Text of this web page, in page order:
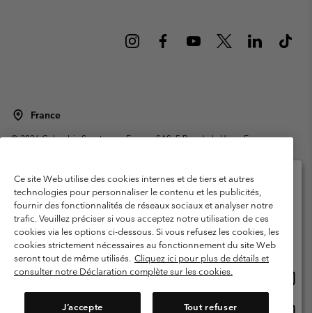
France
©2026Columbia Sportswear Europe SAS. 5 Rue de la Haye, Espace
Garanties Légales
Politique de confidentialité
Conditions d'utilisation - Membres
Conditions D'utilisation - Contenu généré par l'utilisateur
Impressum
Cookies
Public CBCR
Ce site Web utilise des cookies internes et de tiers et autres
technologies pour personnaliser le contenu et les publicités,
fournir des fonctionnalités de réseaux sociaux et analyser notre
trafic. Veuillez préciser si vous acceptez notre utilisation de ces
cookies via les options ci-dessous. Si vous refusez les cookies, les
cookies strictement nécessaires au fonctionnement du site Web
seront tout de même utilisés. Cliquez ici pour plus de détails et
consulter notre Déclaration complète sur les cookies.
J’accepte Tout refuser
Veuillez sélectionner votre pays d’expédition et
votre langue
Achats en ligne disponibles
United States
ligne
France